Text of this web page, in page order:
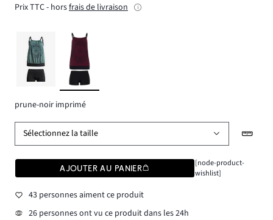
Prix TTC - horsfrais de livraison
prune-noir imprimé
Sélectionnez la taille
AJOUTER AU PANIER
[node-product-
wishlist]
43 personnes aiment ce produit
26 personnes ont vu ce produit dans les 24h